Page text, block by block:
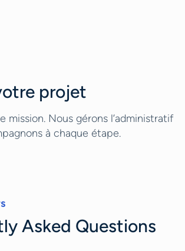
projet
mission. Nous gérons l’administratif
à chaque étape.
Asked Questions